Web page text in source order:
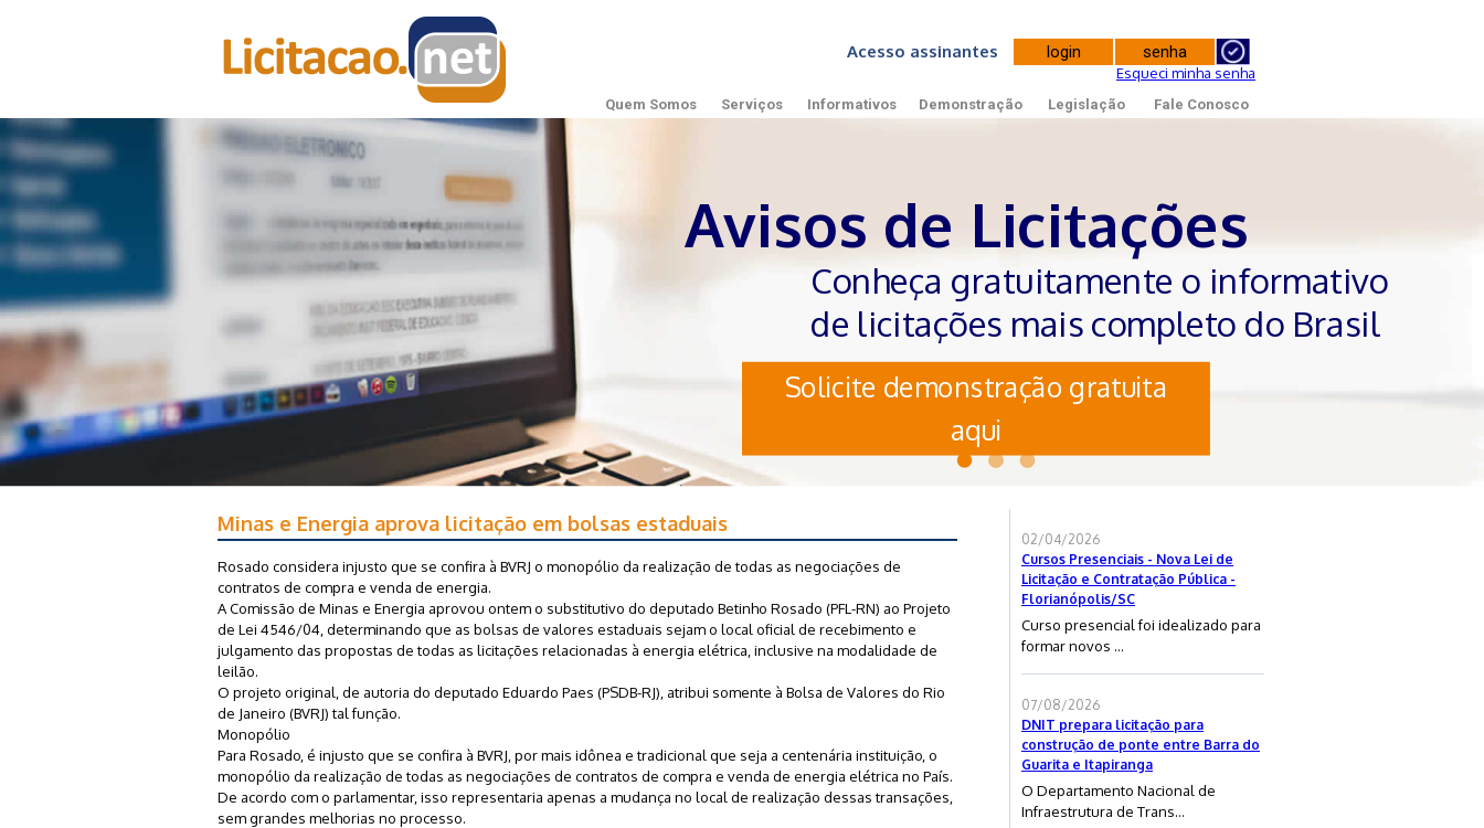
Acesso assinantes
Esqueci minha senha
Quem Somos Serviços Informativos Demonstração Legislação Fale Conosco
Avisos de Licitações
Conheça gratuitamente o informativo
de licitações mais completo do Brasil
Solicite demonstração gratuita
aqui
Minas e Energia aprova licitação em bolsas estaduais
Rosado considera injusto que se confira à BVRJ o monopólio da realização de todas as negociações de
contratos de compra e venda de energia.
A Comissão de Minas e Energia aprovou ontem o substitutivo do deputado Betinho Rosado (PFL-RN) ao Projeto
de Lei 4546/04, determinando que as bolsas de valores estaduais sejam o local oficial de recebimento e
julgamento das propostas de todas as licitações relacionadas à energia elétrica, inclusive na modalidade de
leilão.
O projeto original, de autoria do deputado Eduardo Paes (PSDB-RJ), atribui somente à Bolsa de Valores do Rio
de Janeiro (BVRJ) tal função.
Monopólio
Para Rosado, é injusto que se confira à BVRJ, por mais idônea e tradicional que seja a centenária instituição, o
monopólio da realização de todas as negociações de contratos de compra e venda de energia elétrica no País.
De acordo com o parlamentar, isso representaria apenas a mudança no local de realização dessas transações,
sem grandes melhorias no processo.
02/04/2026
Cursos Presenciais - Nova Lei de
Licitação e Contratação Pública -
Florianópolis/SC
Curso presencial foi idealizado para
formar novos ...
07/08/2026
DNIT prepara licitação para
construção de ponte entre Barra do
Guarita e Itapiranga
O Departamento Nacional de
Infraestrutura de Trans...